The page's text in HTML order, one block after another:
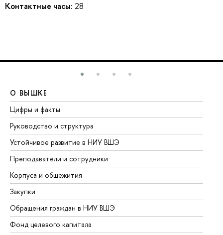
Контактные часы: 28
О ВЫШКЕ
Цифры и факты
Руководство и структура
Устойчивое развитие в НИУ ВШЭ
Преподаватели и сотрудники
Корпуса и общежития
Закупки
Обращения граждан в НИУ ВШЭ
Фонд целевого капитала